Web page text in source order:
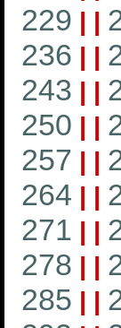
229 | |
236 | |
243 | |
250 | |
257 | |
264 | |
271 | |
278 | |
285 | |